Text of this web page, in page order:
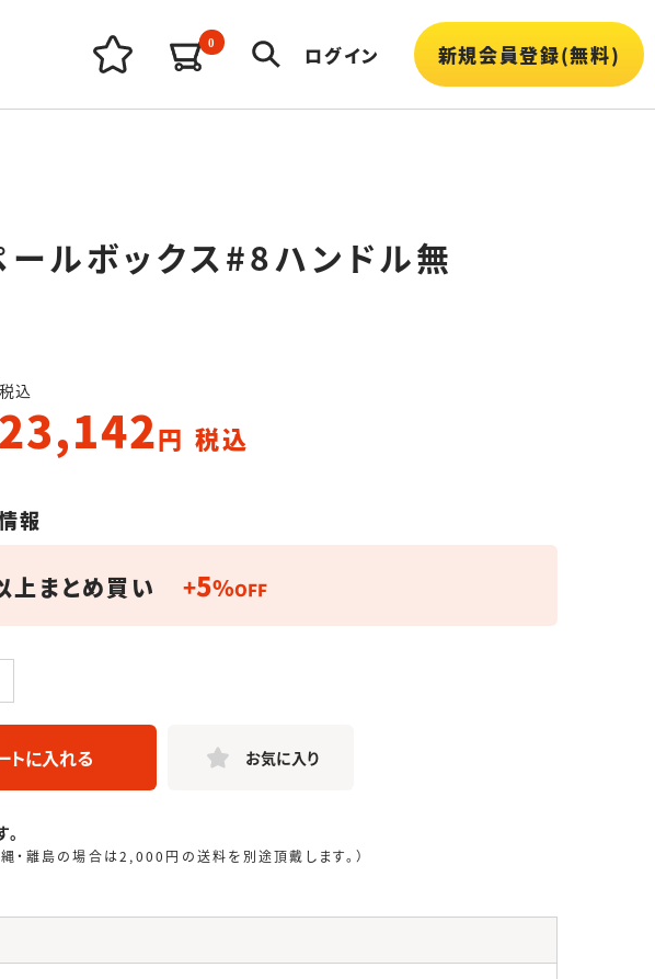
0 ログイン 新規会員登録(無料)
ールボックス#8ハンドル無
込
23,142円 税込
報
上まとめ買い +5%OFF
トに入れる お気に入り
縄・離島の場合は2,000円の送料を別途頂戴します。）